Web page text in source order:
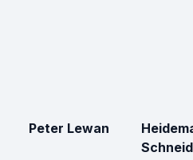
Peter Lewan